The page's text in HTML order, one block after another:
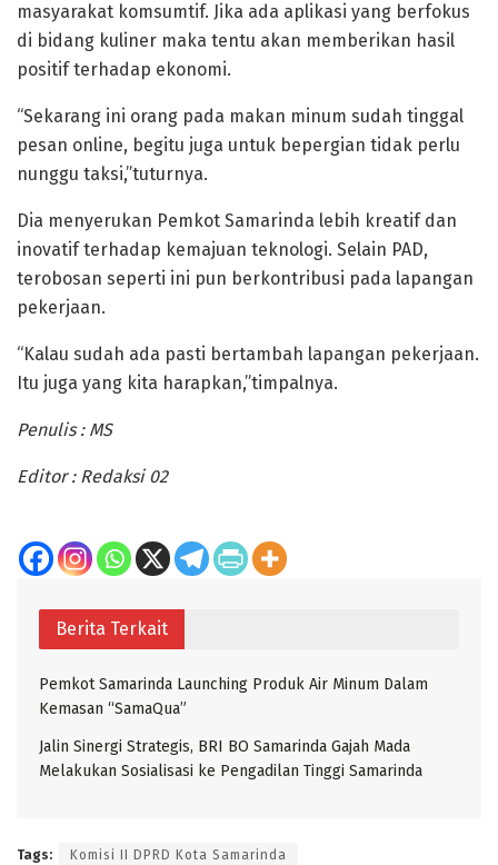
masyarakat komsumtif. Jika ada aplikasi yang berfokus
di bidang kuliner maka tentu akan memberikan hasil
positif terhadap ekonomi.
“Sekarang ini orang pada makan minum sudah tinggal
pesan online, begitu juga untuk bepergian tidak perlu
nunggu taksi,”tuturnya.
Dia menyerukan Pemkot Samarinda lebih kreatif dan
inovatif terhadap kemajuan teknologi. Selain PAD,
terobosan seperti ini pun berkontribusi pada lapangan
pekerjaan.
“Kalau sudah ada pasti bertambah lapangan pekerjaan.
Itu juga yang kita harapkan,”timpalnya.
Penulis : MS
Editor : Redaksi 02
Berita Terkait
Pemkot Samarinda Launching Produk Air Minum Dalam
Kemasan “SamaQua”
Jalin Sinergi Strategis, BRI BO Samarinda Gajah Mada
Melakukan Sosialisasi ke Pengadilan Tinggi Samarinda
Tags: Komisi II DPRD Kota Samarinda